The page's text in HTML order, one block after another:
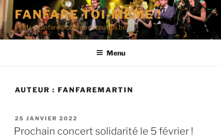
Aller
au
contenu
principal
FANFARE TOI-MÊME !
FTM^ – fanfare@collegedetournai.be
Menu
AUTEUR : FANFAREMARTIN
PUBLIÉ
LE
25 JANVIER 2022
Prochain concert solidarité le 5 février !